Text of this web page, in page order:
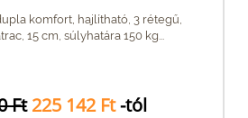
komfort, hajlítható, 3 rétegű,
15 cm, súlyhatára 150 kg...
Ft 225 142 Ft-tól